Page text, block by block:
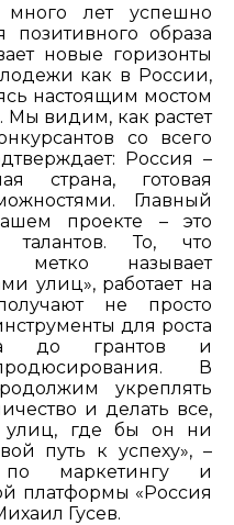
лет успешно
позитивного образа
новые горизонты
как в России,
настоящим мостом
видим, как растет
со всего
Россия –
страна, готовая
Главный
проекте – это
талантов. То, что
метко называет
улиц», работает на
не просто
для роста
до грантов и
В
укреплять
и делать все,
улиц, где бы он ни
путь к успеху», –
по маркетингу и
платформы «Россия
Гусев.